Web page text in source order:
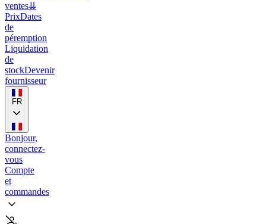
ventes⇊
PrixDates
de
péremption
Liquidation
de
stockDevenir
fournisseur
FR
Bonjour,
connectez-
vous
Compte
et
commandes